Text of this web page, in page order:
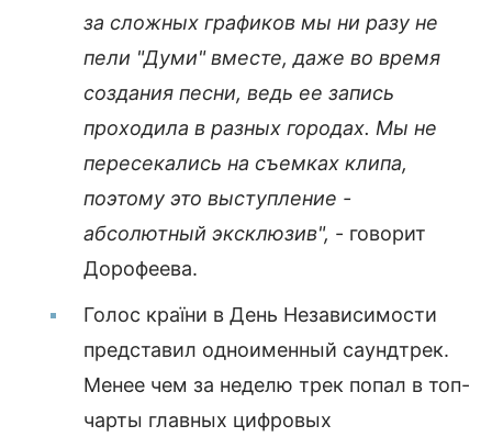
за сложных графиков мы ни разу не
пели "Думи" вместе, даже во время
создания песни, ведь ее запись
проходила в разных городах. Мы не
пересекались на съемках клипа,
поэтому это выступление -
абсолютный эксклюзив", - говорит
Дорофеева.
Голос країни в День Независимости
представил одноименный саундтрек.
Менее чем за неделю трек попал в топ-
чарты главных цифровых